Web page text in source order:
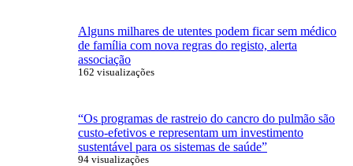
Alguns milhares de utentes podem ficar sem médico
de família com nova regras do registo, alerta
associação
162 visualizações
“Os programas de rastreio do cancro do pulmão são
custo-efetivos e representam um investimento
sustentável para os sistemas de saúde”
94 visualizações